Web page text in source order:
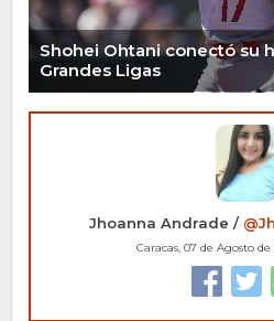
Shohei Ohtani conectó su
Grandes Ligas
Jhoanna Andrade /
Caracas, 07 de Agosto de